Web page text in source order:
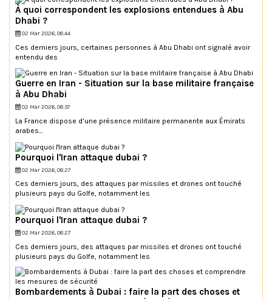
À quoi correspondent les explosions entendues à Abu
Dhabi ?
02 Mar 2026, 08:44
Ces derniers jours, certaines personnes à Abu Dhabi ont signalé avoir
entendu des
Guerre en Iran - Situation sur la base militaire française
à Abu Dhabi
02 Mar 2026, 08:37
La France dispose d’une présence militaire permanente aux Émirats
arabes...
Pourquoi l'Iran attaque dubai ?
02 Mar 2026, 08:27
Ces derniers jours, des attaques par missiles et drones ont touché
plusieurs pays du Golfe, notamment les
Pourquoi l'Iran attaque dubai ?
02 Mar 2026, 08:27
Ces derniers jours, des attaques par missiles et drones ont touché
plusieurs pays du Golfe, notamment les
Bombardements à Dubai : faire la part des choses et